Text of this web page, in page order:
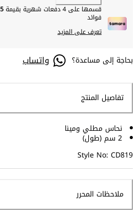
قسمها على 4 دفعات شهرية بقيمة
فوائد
تعرف على المزيد
بحاجة إلى مساعدة؟ واتساب
تفاصيل المنتج
نحاس مطلي ومينا
2 سم (طول)
Style No: CD819
ملاحظات المحرر